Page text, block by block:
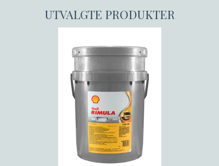
UTVALGTE PRODUKTER
SÆPLAST 380 L KAR
Før: 8.958,-Nå:6.270,-
HH Alna 2.0 Hi Vis Vanntett Skalljakke